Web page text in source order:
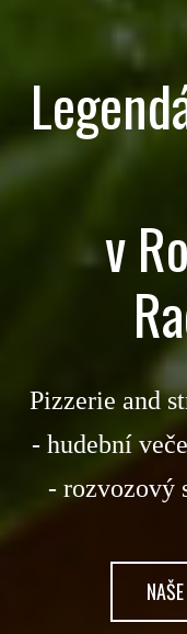
v
Pizzerie and
- hudební
- rozvozový